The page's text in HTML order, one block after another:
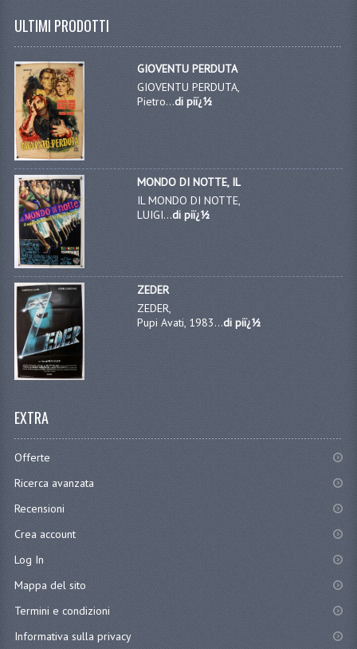
ULTIMI PRODOTTI
GIOVENTU PERDUTA
GIOVENTU PERDUTA,
Pietro...di piï¿½
MONDO DI NOTTE, IL
IL MONDO DI NOTTE,
LUIGI...di piï¿½
ZEDER
ZEDER,
Pupi Avati, 1983...di piï¿½
EXTRA
Offerte
Ricerca avanzata
Recensioni
Crea account
Log In
Mappa del sito
Termini e condizioni
Informativa sulla privacy